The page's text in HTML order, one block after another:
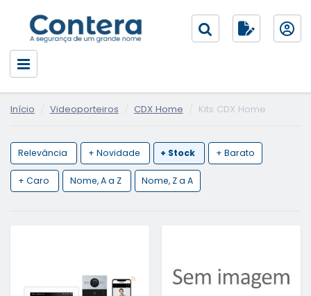
Início Videoporteiros CDX Home Kits CDX Home
Relevância + Novidade + Stock + Barato
+ Caro Nome, A a Z Nome, Z a A